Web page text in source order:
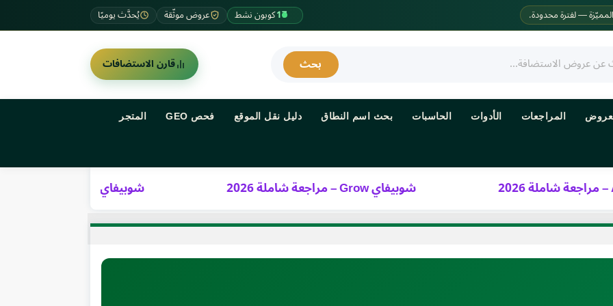
17كوبون نشط عروض موثّقة يُحدَّث يوميًا
بحث قارن الاستضافات
المراجعات الأدوات الحاسبات بحث اسم النطاق دليل نقل الموقع فحص GEO المتجر